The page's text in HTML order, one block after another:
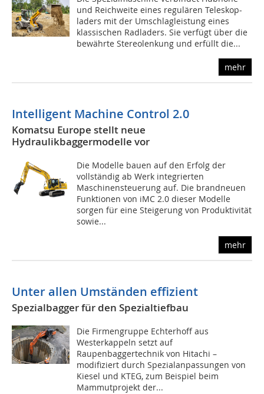
und Reichweite eines regulären Teleskop-
laders mit der Umschlagleistung eines
klassischen Radladers. Sie verfügt über die
bewährte Stereolenkung und erfüllt die...
mehr
Intelligent Machine Control 2.0
Komatsu Europe stellt neue
Hydraulikbaggermodelle vor
Die Modelle bauen auf den Erfolg der
vollständig ab Werk integrierten
Maschinensteuerung auf. Die brandneuen
Funktionen von iMC 2.0 dieser Modelle
sorgen für eine Steigerung von Produktivität
sowie...
mehr
Unter allen Umständen effizient
Spezialbagger für den Spezialtiefbau
Die Firmengruppe Echterhoff aus
Westerkappeln setzt auf
Raupenbaggertechnik von Hitachi –
modifiziert durch Spezialanpassungen von
Kiesel und KTEG, zum Beispiel beim
Mammutprojekt der...